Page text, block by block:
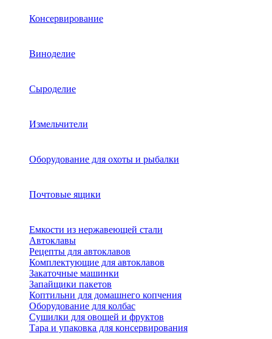
Консервирование
Виноделие
Сыроделие
Измельчители
Оборудование для охоты и рыбалки
Почтовые ящики
Емкости из нержавеющей стали
Автоклавы
Рецепты для автоклавов
Комплектующие для автоклавов
Закаточные машинки
Запайщики пакетов
Коптильни для домашнего копчения
Оборудование для колбас
Сушилки для овощей и фруктов
Тара и упаковка для консервирования